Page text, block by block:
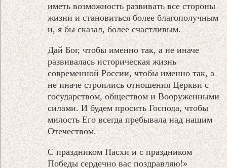
иметь возможность развивать все стороны
жизни и становиться более благополучным
и, я бы сказал, более счастливым.
Дай Бог, чтобы именно так, а не иначе
развивалась историческая жизнь
современной России, чтобы именно так, а
не иначе строились отношения Церкви с
государством, обществом и Вооруженными
силами. И будем просить Господа, чтобы
милость Его всегда пребывала над нашим
Отечеством.
С праздником Пасхи и с праздником
Победы сердечно вас поздравляю!»